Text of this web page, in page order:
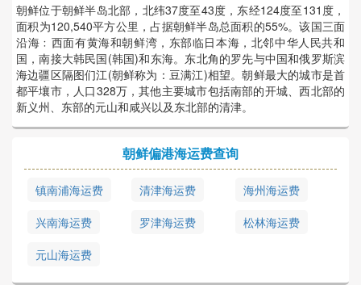
朝鲜位于朝鲜半岛北部，北纬37度至43度，东经124度至131度，
面积为120,540平方公里，占据朝鲜半岛总面积的55%。该国三面
沿海﹕西面有黄海和朝鲜湾，东部临日本海，北邻中华人民共和
国，南接大韩民国(韩国)和东海。东北角的罗先与中国和俄罗斯滨
海边疆区隔图们江(朝鲜称为：豆满江)相望。朝鲜最大的城市是首
都平壤市，人口328万，其他主要城市包括南部的开城、西北部的
新义州、东部的元山和咸兴以及东北部的清津。
朝鲜偏港海运费查询
镇南浦海运费 清津海运费
海州海运费
兴南海运费
罗津海运费
松林海运费
元山海运费